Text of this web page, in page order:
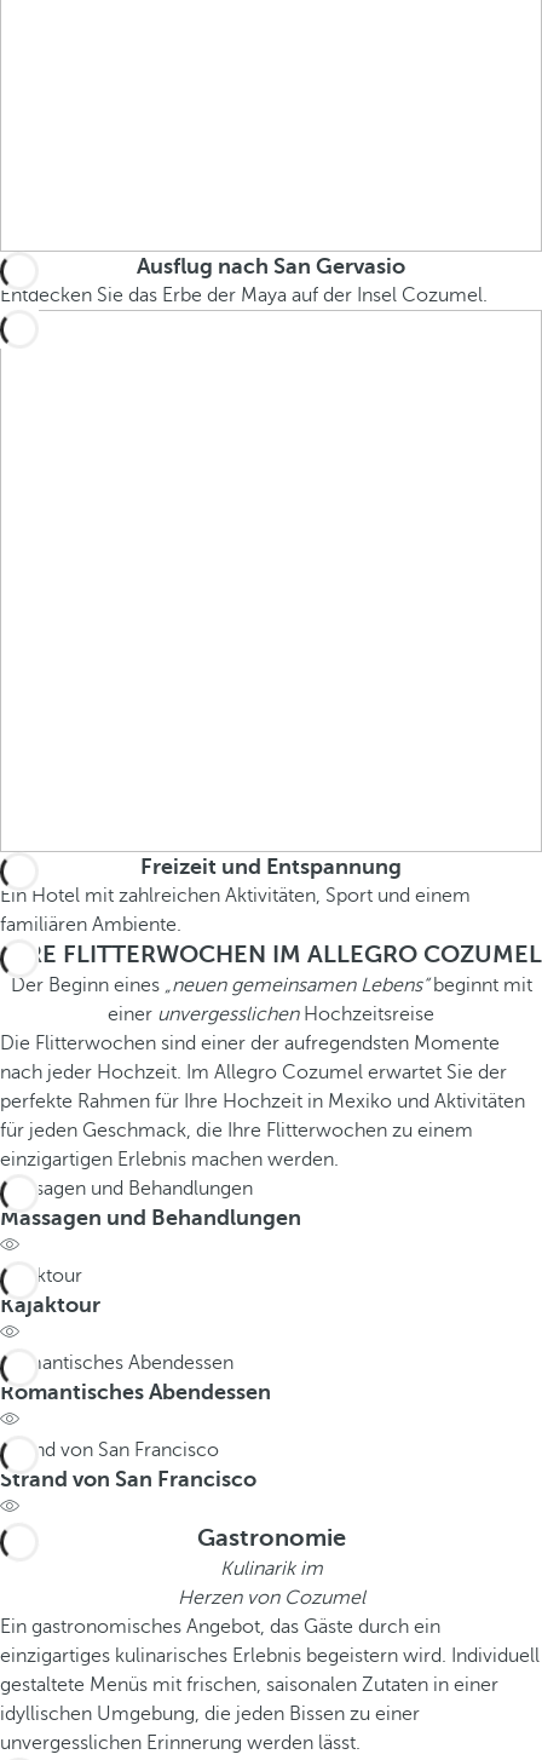
Ausflug nach San Gervasio
Entdecken Sie das Erbe der Maya auf der Insel Cozumel.
Freizeit und Entspannung
Ein Hotel mit zahlreichen Aktivitäten, Sport und einem
familiären Ambiente.
IHRE FLITTERWOCHEN IM ALLEGRO COZUMEL
Der Beginn eines „neuen gemeinsamen Lebens“beginnt mit
einer unvergesslichen Hochzeitsreise
Die Flitterwochen sind einer der aufregendsten Momente
nach jeder Hochzeit. Im Allegro Cozumel erwartet Sie der
perfekte Rahmen für Ihre Hochzeit in Mexiko und Aktivitäten
für jeden Geschmack, die Ihre Flitterwochen zu einem
einzigartigen Erlebnis machen werden.
Massagen und Behandlungen
Massagen und Behandlungen
Kajaktour
Kajaktour
Romantisches Abendessen
Romantisches Abendessen
Strand von San Francisco
Strand von San Francisco
Gastronomie
Kulinarik im
Herzen von Cozumel
Ein gastronomisches Angebot, das Gäste durch ein
einzigartiges kulinarisches Erlebnis begeistern wird. Individuell
gestaltete Menüs mit frischen, saisonalen Zutaten in einer
idyllischen Umgebung, die jeden Bissen zu einer
unvergesslichen Erinnerung werden lässt.